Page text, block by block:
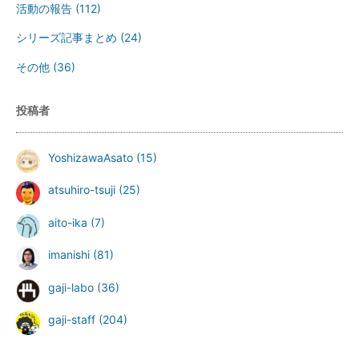
活動の報告 (112)
シリーズ記事まとめ (24)
その他 (36)
投稿者
YoshizawaAsato (15)
atsuhiro-tsuji (25)
aito-ika (7)
imanishi (81)
gaji-labo (36)
gaji-staff (204)